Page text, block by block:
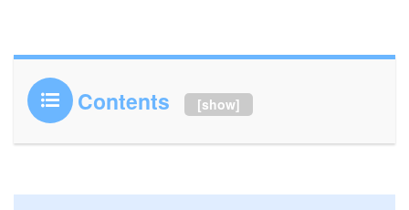
Contents [show]